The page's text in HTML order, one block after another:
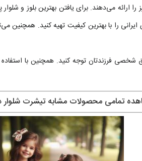
می‌دهند. برای یافتن بهترین بلوز و
ایرانی را با بهترین کیفیت تهیه کنید.
فرزندتان توجه کنید. همچنین با استفاده از
تمامی محصولات مشابه تیشرت شلوار